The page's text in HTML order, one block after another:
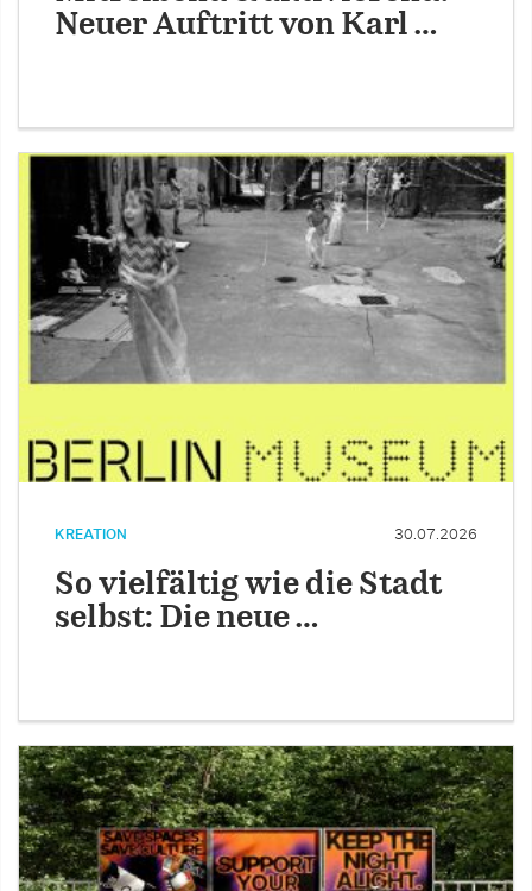
Neuer Auftritt von Karl …
KREATION 30.07.2026
So vielfältig wie die Stadt
selbst: Die neue …